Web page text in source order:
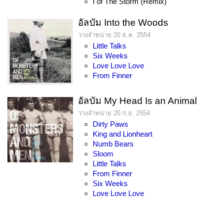
อัลบัม Into the Woods
วางจำหน่าย 20 ธ.ค. 2554
Little Talks
Six Weeks
Love Love Love
From Finner
อัลบัม My Head Is an Animal
วางจำหน่าย 20 ก.ย. 2554
Dirty Paws
King and Lionheart
Numb Bears
Sloom
Little Talks
From Finner
Six Weeks
Love Love Love